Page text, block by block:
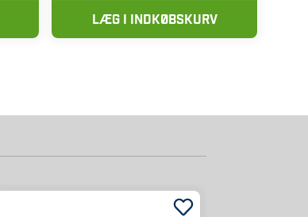
LÆG I INDKØBSKURV